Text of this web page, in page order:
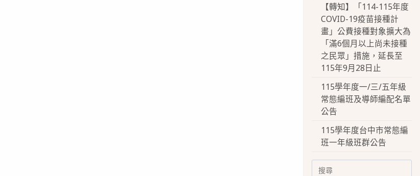
【轉知】「114-115年度
COVID-19疫苗接種計
畫」公費接種對象擴大為
「滿6個月以上尚未接種
之民眾」措施，延長至
115年9月28日止
115學年度一/三/五年級
常態編班及導師編配名單
公告
115學年度台中市常態編
班一年級班群公告
Search